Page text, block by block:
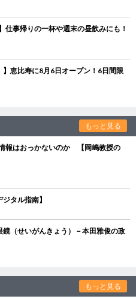
仕事帰りの一杯や週末の昼飲みにも！
】恵比寿に8月6日オープン！6日間限
もっと見る
報はおっかないのか 【岡嶋教授の
タル指南】
（せいがんきょう）－本田雅俊の政
もっと見る